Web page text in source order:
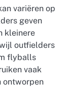
variëren op
geven
kleinere
outfielders
flyballs
vaak
ontworpen